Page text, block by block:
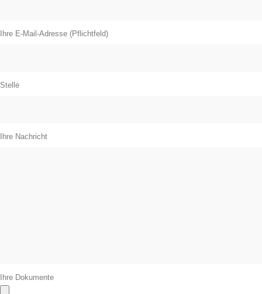
Ihre E-Mail-Adresse (Pflichtfeld)
Stelle
Ihre Nachricht
Ihre Dokumente